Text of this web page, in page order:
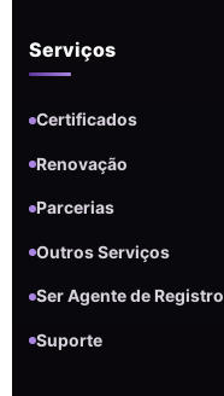
Serviços
Certificados
Renovação
Parcerias
Outros Serviços
Ser Agente de Registro
Suporte